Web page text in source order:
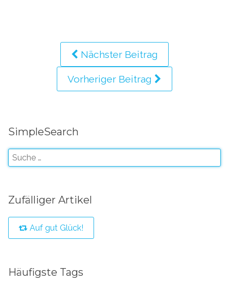
Nächster Beitrag
Vorheriger Beitrag
SimpleSearch
Zufälliger Artikel
Auf gut Glück!
Häufigste Tags